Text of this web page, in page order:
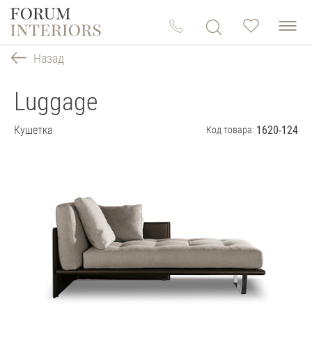
Назад
Luggage
Кушетка Код товара: 1620-124